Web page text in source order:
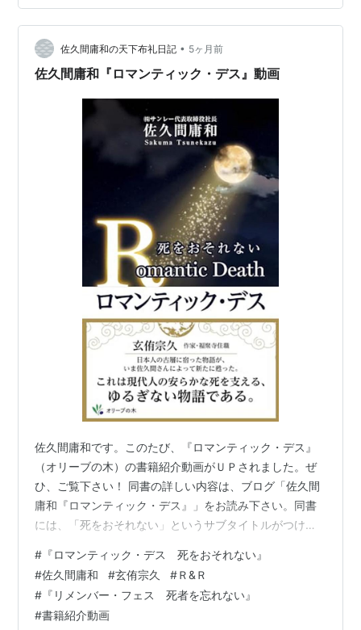
ました。そして、わたしは、こう考えました。政治、経
済、法律、道徳、哲学、芸術、宗教、教育、医学、自
然… 佐久間庸和の天下布礼日記 • 5ヶ月前
佐久間庸和『ロマンティック・デス』動画
佐久間庸和です。このたび、『ロマンティック・デス』
（オリーブの木）の書籍紹介動画がＵＰされました。ぜ
ひ、ご覧下さい！ 同書の詳しい内容は、ブログ「佐久間
庸和『ロマンティック・デス』」をお読み下さい。同書
には、「死をおそれない」というサブタイトルがつけら
帯には、作家・福聚寺住職の玄侑宗久先生の「日本人の
古層に宿った物語が、いま佐久間さんによって新たに甦
った。これは現代人の安らかな死を支える、ゆるぎない
物語である。」と書かれています。ありがたいことで
# 『ロマンティック・デス 死をおそれない』
#佐久間庸和 #玄侑宗久 #Ｒ&Ｒ
# 『リメンバー・フェス 死者を忘れない』
#書籍紹介動画